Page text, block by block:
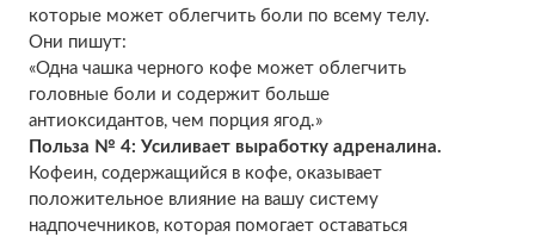
которые может облегчить боли по всему телу.
Они пишут:
«Одна чашка черного кофе может облегчить
головные боли и содержит больше
антиоксидантов, чем порция ягод.»
Польза № 4: Усиливает выработку адреналина.
Кофеин, содержащийся в кофе, оказывает
положительное влияние на вашу систему
надпочечников, которая помогает оставаться